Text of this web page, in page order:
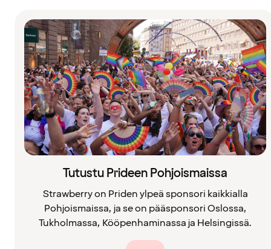
Tutustu Prideen Pohjoismaissa
Strawberry on Priden ylpeä sponsori kaikkialla
Pohjoismaissa, ja se on pääsponsori Oslossa,
Tukholmassa, Kööpenhaminassa ja Helsingissä.